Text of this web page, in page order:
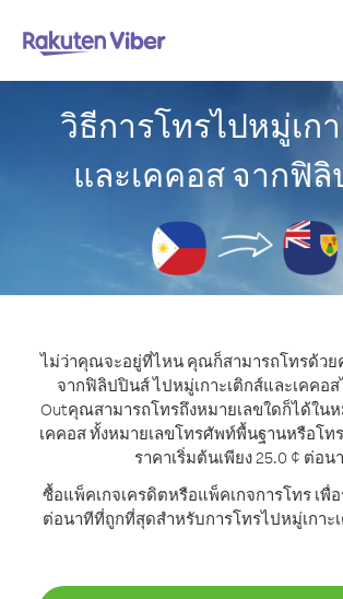
วิธีการโทรไปหมู่เก
และเคคอส จากฟิ
ไม่ว่าคุณจะอยู่ที่ไหน คุณก็สามารถโทรด้ว
จากฟิลิปปินส์ ไปหมู่เกาะเติกส์และเคคอส
Outคุณสามารถโทรถึงหมายเลขใดก็ได้ในห
เคคอส ทั้งหมายเลขโทรศัพท์พื้นฐานหรือโท
ราคาเริ่มต้นเพียง 25.0 ¢ ต่อน
ซื้อแพ็คเกจเครดิตหรือแพ็คเกจการโทร เพื่
ต่อนาทีที่ถูกที่สุดสำหรับการโทรไปหมู่เกาะ